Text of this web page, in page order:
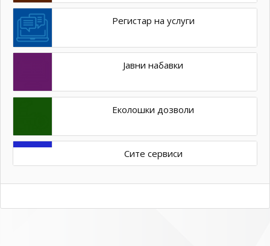
Регистар на услуги
Јавни набавки
Еколошки дозволи
Сите сервиси